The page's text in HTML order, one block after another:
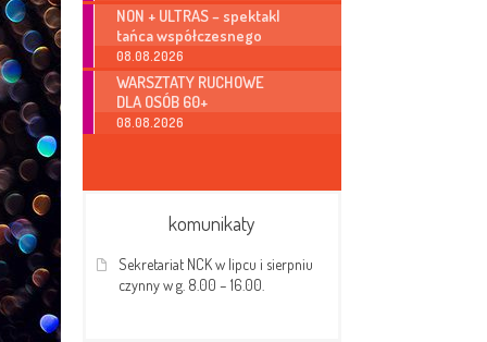
NON + ULTRAS – spektakl
tańca współczesnego
08.08.2026
WARSZTATY RUCHOWE
DLA OSÓB 60+
08.08.2026
komunikaty
Sekretariat NCK w lipcu i sierpniu
czynny w g. 8.00 – 16.00.